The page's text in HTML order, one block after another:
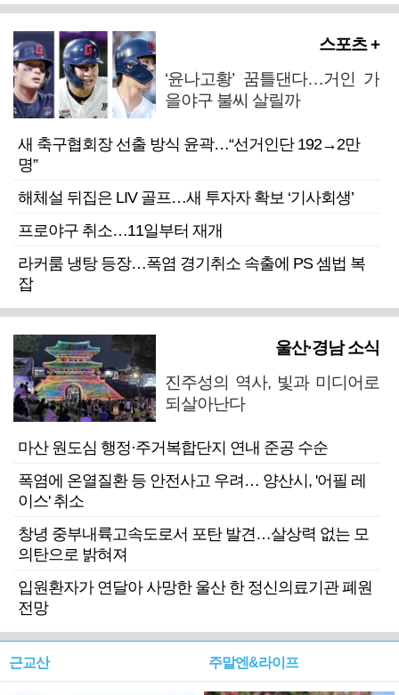
스포츠 +
‘윤나고황’ 꿈틀댄다…거인 가
을야구 불씨 살릴까
새 축구협회장 선출 방식 윤곽…“선거인단 192→2만
명”
해체설 뒤집은 LIV 골프…새 투자자 확보 ‘기사회생’
프로야구 취소…11일부터 재개
라커룸 냉탕 등장…폭염 경기취소 속출에 PS 셈법 복
잡
울산·경남 소식
진주성의 역사, 빛과 미디어로
되살아난다
마산 원도심 행정·주거복합단지 연내 준공 수순
폭염에 온열질환 등 안전사고 우려… 양산시, '어필 레
이스' 취소
창녕 중부내륙고속도로서 포탄 발견…살상력 없는 모
의탄으로 밝혀져
입원환자가 연달아 사망한 울산 한 정신의료기관 폐원
전망
근교산 주말엔&라이프